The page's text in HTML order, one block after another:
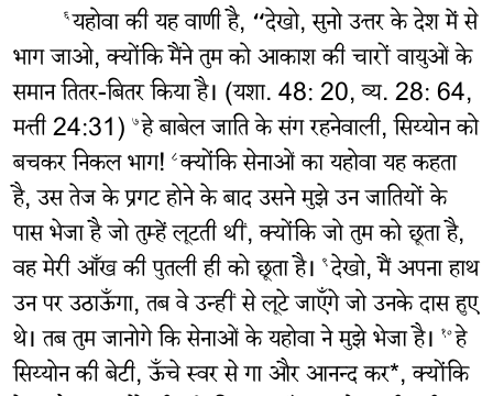
६यहोवा की यह वाणी है, “देखो, सुनो उत्तर के देश में से
भाग जाओ, क्योंकि मैंने तुम को आकाश की चारों वायुओं के
समान तितर-बितर किया है। (यशा. 48: 20, व्य. 28: 64,
मत्ती 24:31) ७हे बाबेल जाति के संग रहनेवाली, सिय्योन को
बचकर निकल भाग! ८क्योंकि सेनाओं का यहोवा यह कहता
है, उस तेज के प्रगट होने के बाद उसने मुझे उन जातियों के
पास भेजा है जो तुम्हें लूटती थीं, क्योंकि जो तुम को छूता है,
वह मेरी आँख की पुतली ही को छूता है। ९देखो, मैं अपना हाथ
उन पर उठाऊँगा, तब वे उन्हीं से लूटे जाएँगे जो उनके दास हुए
थे। तब तुम जानोगे कि सेनाओं के यहोवा ने मुझे भेजा है। १०हे
सिय्योन की बेटी, ऊँचे स्वर से गा और आनन्द कर*, क्योंकि